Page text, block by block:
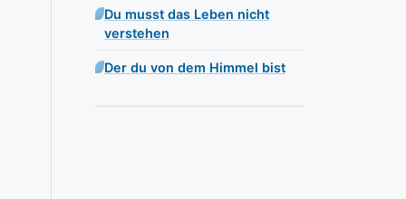
Du musst das Leben nicht
verstehen
Der du von dem Himmel bist